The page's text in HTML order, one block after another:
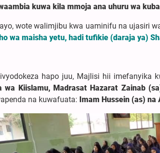
kuwa kila mmoja ana uhuru wa
wote walimjibu kwa uaminifu na ujasiri
wa maisha yetu, hadi tufikie (daraja ya)
hapo juu, Majlisi hii imefanyika
wa Kiislamu, Madrasat Hazarat Zainab
na kuwafuata: Imam Hussein (as) na